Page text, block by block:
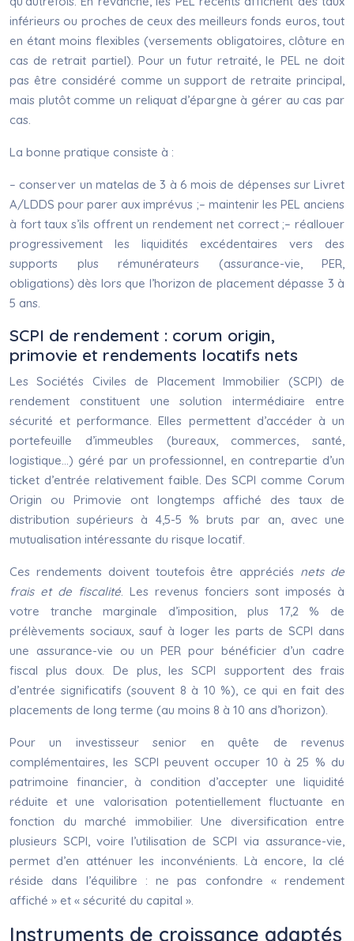
inférieurs ou proches de ceux des meilleurs fonds euros, tout
en étant moins flexibles (versements obligatoires, clôture en
cas de retrait partiel). Pour un futur retraité, le PEL ne doit
pas être considéré comme un support de retraite principal,
mais plutôt comme un reliquat d’épargne à gérer au cas par
cas.
La bonne pratique consiste à :
– conserver un matelas de 3 à 6 mois de dépenses sur Livret
A/LDDS pour parer aux imprévus ;– maintenir les PEL anciens
à fort taux s’ils offrent un rendement net correct ;– réallouer
progressivement les liquidités excédentaires vers des
supports plus rémunérateurs (assurance-vie, PER,
obligations) dès lors que l’horizon de placement dépasse 3 à
5 ans.
SCPI de rendement : corum origin,
primovie et rendements locatifs nets
Les Sociétés Civiles de Placement Immobilier (SCPI) de
rendement constituent une solution intermédiaire entre
sécurité et performance. Elles permettent d’accéder à un
portefeuille d’immeubles (bureaux, commerces, santé,
logistique…) géré par un professionnel, en contrepartie d’un
ticket d’entrée relativement faible. Des SCPI comme Corum
Origin ou Primovie ont longtemps affiché des taux de
distribution supérieurs à 4,5-5 % bruts par an, avec une
mutualisation intéressante du risque locatif.
Ces rendements doivent toutefois être appréciés nets de
frais et de fiscalité. Les revenus fonciers sont imposés à
votre tranche marginale d’imposition, plus 17,2 % de
prélèvements sociaux, sauf à loger les parts de SCPI dans
une assurance-vie ou un PER pour bénéficier d’un cadre
fiscal plus doux. De plus, les SCPI supportent des frais
d’entrée significatifs (souvent 8 à 10 %), ce qui en fait des
placements de long terme (au moins 8 à 10 ans d’horizon).
Pour un investisseur senior en quête de revenus
complémentaires, les SCPI peuvent occuper 10 à 25 % du
patrimoine financier, à condition d’accepter une liquidité
réduite et une valorisation potentiellement fluctuante en
fonction du marché immobilier. Une diversification entre
plusieurs SCPI, voire l’utilisation de SCPI via assurance-vie,
permet d’en atténuer les inconvénients. Là encore, la clé
réside dans l’équilibre : ne pas confondre « rendement
affiché » et « sécurité du capital ».
Instruments de croissance adaptés